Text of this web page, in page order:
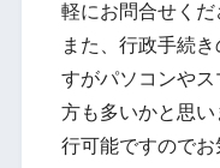
軽にお問合せくだ
また、行政手続
すがパソコンや
方も多いかと思
行可能ですので